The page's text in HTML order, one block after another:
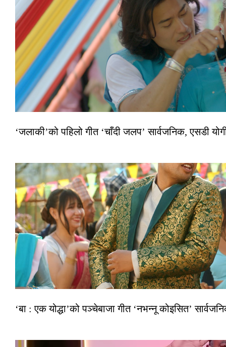
‘जलाकी’को पहिलो गीत ‘चाँदी जलप’ सार्वजनिक, एसडी
‘बा : एक योद्धा’को पञ्चेबाजा गीत ‘नभन्नू कोइसित’